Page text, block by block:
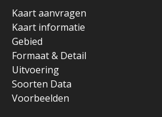
Kaart aanvragen
Kaart informatie
Gebied
Formaat & Detail
Uitvoering
Soorten Data
Voorbeelden